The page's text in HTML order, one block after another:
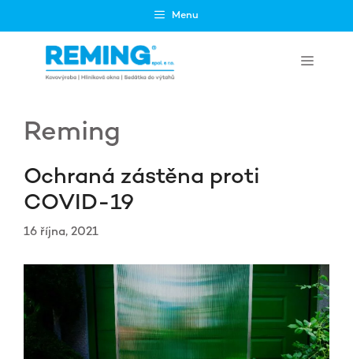
Menu
Menu
Reming
Ochraná zástěna proti
COVID-19
16 října, 2021